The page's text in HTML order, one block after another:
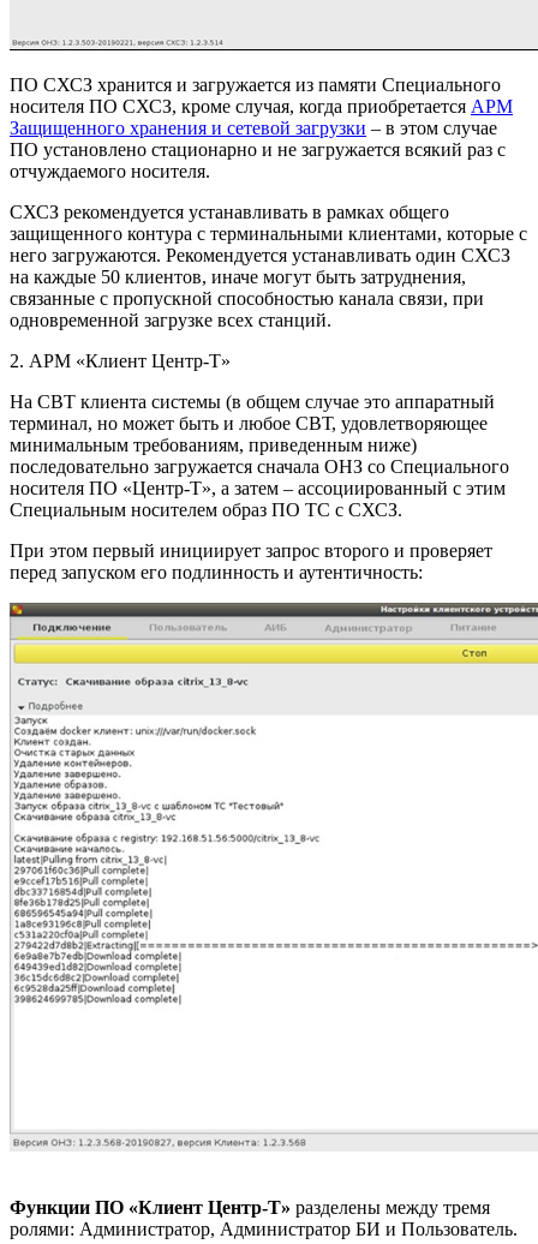
ПО СХСЗ хранится и загружается из памяти Специального
носителя ПО СХСЗ, кроме случая, когда приобретается АРМ
Защищенного хранения и сетевой загрузки – в этом случае
ПО установлено стационарно и не загружается всякий раз с
отчуждаемого носителя.
СХСЗ рекомендуется устанавливать в рамках общего
защищенного контура с терминальными клиентами, которые с
него загружаются. Рекомендуется устанавливать один СХСЗ
на каждые 50 клиентов, иначе могут быть затруднения,
связанные с пропускной способностью канала связи, при
одновременной загрузке всех станций.
2. АРМ «Клиент Центр-Т»
На СВТ клиента системы (в общем случае это аппаратный
терминал, но может быть и любое СВТ, удовлетворяющее
минимальным требованиям, приведенным ниже)
последовательно загружается сначала ОНЗ со Специального
носителя ПО «Центр-Т», а затем – ассоциированный с этим
Специальным носителем образ ПО ТС с СХСЗ.
При этом первый инициирует запрос второго и проверяет
перед запуском его подлинность и аутентичность:
Функции ПО «Клиент Центр-Т» разделены между тремя
ролями: Администратор, Администратор БИ и Пользователь.